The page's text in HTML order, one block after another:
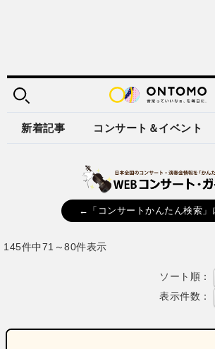
新着記事 コンサート＆イベント
←「コンサートかんたん検索」
145件中71～80件表示
ソート順：
表示件数：